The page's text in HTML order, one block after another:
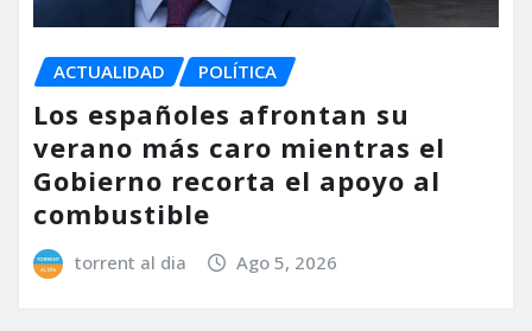
ACTUALIDAD POLÍTICA
Los españoles afrontan su
verano más caro mientras el
Gobierno recorta el apoyo al
combustible
torrent al dia Ago 5, 2026